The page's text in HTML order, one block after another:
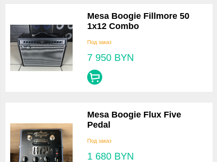
Mesa Boogie Fillmore 50
1x12 Combo
Под заказ
7 950 BYN
Mesa Boogie Flux Five
Pedal
Под заказ
1 680 BYN